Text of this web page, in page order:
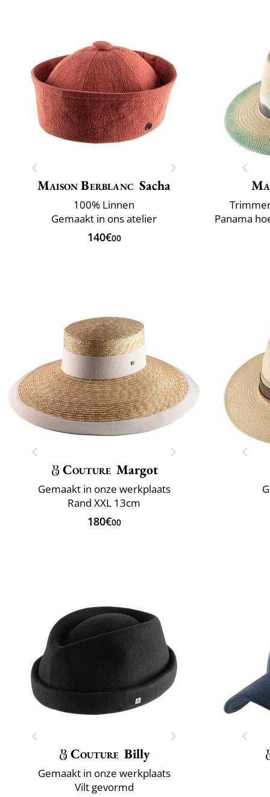
Maison Berblanc Sacha
100% Linnen
Gemaakt in ons atelier
140€00
Couture Margot
Gemaakt in onze werkplaats
Rand XXL 13cm
180€00
Couture Billy
Gemaakt in onze werkplaats
Vilt gevormd